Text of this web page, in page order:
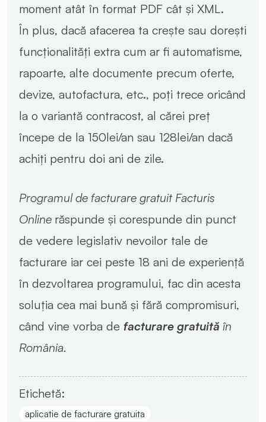
moment atât în format PDF cât și XML.
În plus, dacă afacerea ta crește sau dorești
funcționalități extra cum ar fi automatisme,
rapoarte, alte documente precum oferte,
devize, autofactura, etc., poți trece oricând
la o variantă contracost, al cărei preț
începe de la 150lei/an sau 128lei/an dacă
achiți pentru doi ani de zile.
Programul de facturare gratuit Facturis
Online răspunde și corespunde din punct
de vedere legislativ nevoilor tale de
facturare iar cei peste 18 ani de experiență
în dezvoltarea programului, fac din acesta
soluția cea mai bună și fără compromisuri,
când vine vorba de facturare gratuită în
România.
Etichetă:
aplicatie de facturare gratuita